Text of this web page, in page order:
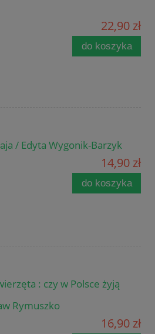
22,90 zł
do koszyka
/ Edyta Wygonik-Barzyk
14,90 zł
do koszyka
: czy w Polsce żyją
Rymuszko
16,90 zł